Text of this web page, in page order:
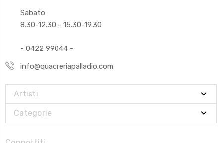
Sabato:
8.30-12.30 - 15.30-19.30
- 0422 99044 -
info@quadreriapalladio.com
Artisti
Categorie